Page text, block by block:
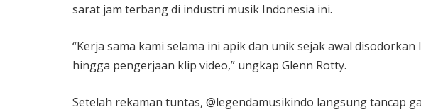
sarat jam terbang di industri musik Indonesia ini.
“Kerja sama kami selama ini apik dan unik sejak awal
hingga pengerjaan klip video,” ungkap Glenn Rotty.
Setelah rekaman tuntas, @legendamusikindo langsung tancap